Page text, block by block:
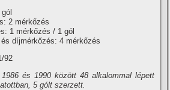
2 mérkőzés
1 mérkőzés / 1 gól
dí­jmérkőzés: 4 mérkőzés
92
1986 és 1990 között 48 alkalommal lépett
5 gólt szerzett.